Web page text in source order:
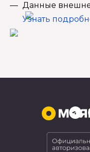
Данные
Узнать